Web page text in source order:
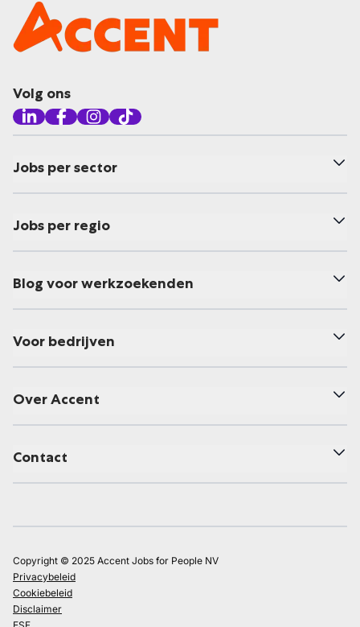
Volg ons
Jobs per sector
Jobs per regio
Blog voor werkzoekenden
Voor bedrijven
Over Accent
Contact
Copyright © 2025 Accent Jobs for People NV
Privacybeleid
Cookiebeleid
Disclaimer